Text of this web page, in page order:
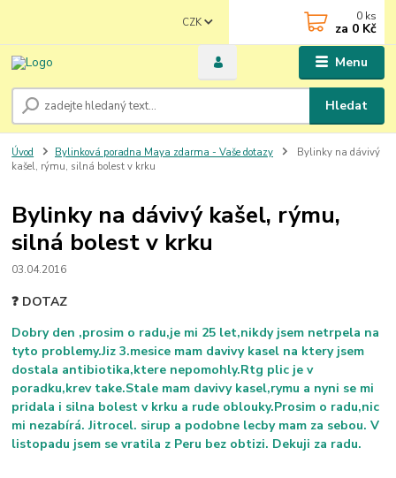
Menu
CZK
Hledat
0 ks
za 0 Kč
Úvod Bylinková poradna Maya zdarma - Vaše dotazy
Bylinky na dávivý
kašel, rýmu, silná bolest v krku
Bylinky na dávivý kašel, rýmu,
silná bolest v krku
03.04.2016
❓ DOTAZ
Dobry den ,prosim o radu,je mi 25 let,nikdy jsem netrpela na
tyto problemy.Jiz 3.mesice mam davivy kasel na ktery jsem
dostala antibiotika,ktere nepomohly.Rtg plic je v
poradku,krev take.Stale mam davivy kasel,rymu a nyni se mi
pridala i silna bolest v krku a rude oblouky.Prosim o radu,nic
mi nezabírá. Jitrocel. sirup a podobne lecby mam za sebou. V
listopadu jsem se vratila z Peru bez obtizi. Dekuji za radu.